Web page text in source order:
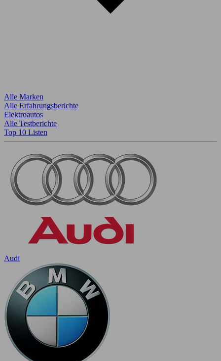
Alle Marken
Alle Erfahrungsberichte
Elektroautos
Alle Testberichte
Top 10 Listen
Audi